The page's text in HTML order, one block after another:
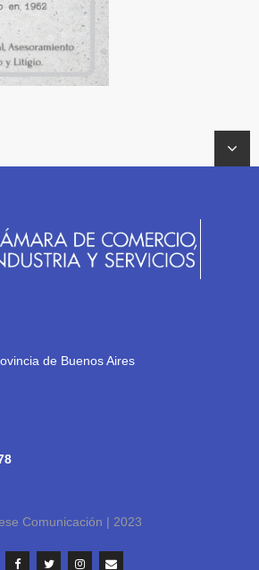
de Buenos Aires
Comunicación | 2023